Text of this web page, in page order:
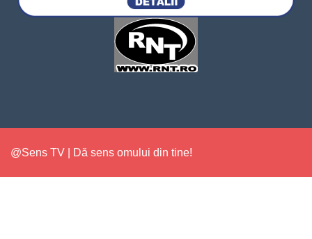
@Sens TV | Dă sens omului din tine!